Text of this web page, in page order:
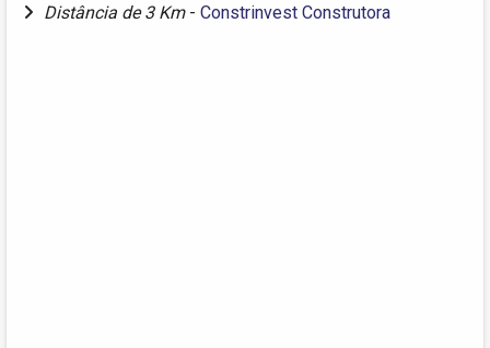
Distância de 3 Km - Constrinvest Construtora